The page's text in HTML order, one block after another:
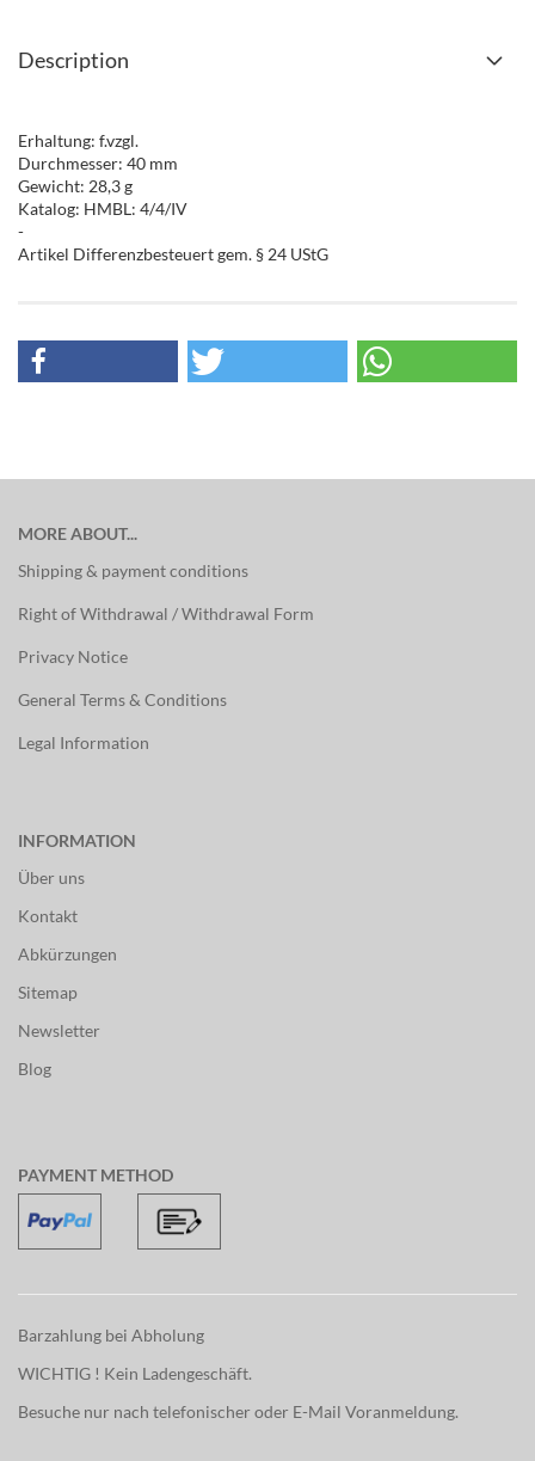
Description
Erhaltung: f.vzgl.
Durchmesser: 40 mm
Gewicht: 28,3 g
Katalog: HMBL: 4/4/IV
-
Artikel Differenzbesteuert gem. § 24 UStG
MORE ABOUT...
Shipping & payment conditions
Right of Withdrawal / Withdrawal Form
Privacy Notice
General Terms & Conditions
Legal Information
INFORMATION
Über uns
Kontakt
Abkürzungen
Sitemap
Newsletter
Blog
PAYMENT METHOD
Barzahlung bei Abholung
WICHTIG ! Kein Ladengeschäft.
Besuche nur nach telefonischer oder E-Mail Voranmeldung.